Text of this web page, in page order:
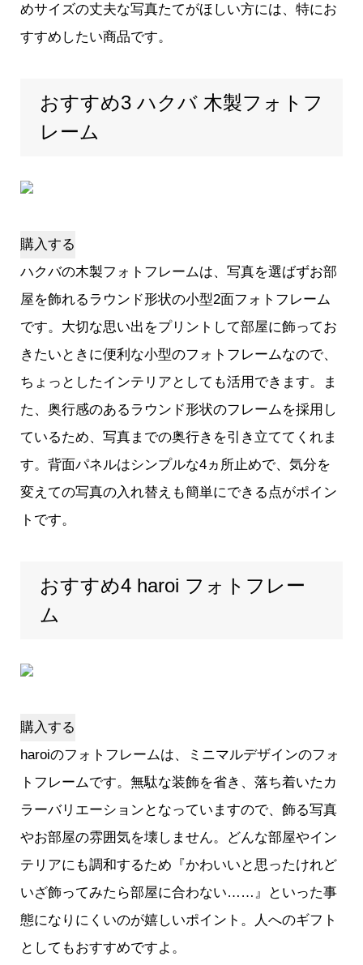
めサイズの丈夫な写真たてがほしい方には、特にお
すすめしたい商品です。
おすすめ3 ハクバ 木製フォトフ
レーム
購入する
ハクバの木製フォトフレームは、写真を選ばずお部
屋を飾れるラウンド形状の小型2面フォトフレーム
です。大切な思い出をプリントして部屋に飾ってお
きたいときに便利な小型のフォトフレームなので、
ちょっとしたインテリアとしても活用できます。ま
た、奥行感のあるラウンド形状のフレームを採用し
ているため、写真までの奥行きを引き立ててくれま
す。背面パネルはシンプルな4ヵ所止めで、気分を
変えての写真の入れ替えも簡単にできる点がポイン
トです。
おすすめ4 haroi フォトフレー
ム
購入する
haroiのフォトフレームは、ミニマルデザインのフォ
トフレームです。無駄な装飾を省き、落ち着いたカ
ラーバリエーションとなっていますので、飾る写真
やお部屋の雰囲気を壊しません。どんな部屋やイン
テリアにも調和するため『かわいいと思ったけれど
いざ飾ってみたら部屋に合わない……』といった事
態になりにくいのが嬉しいポイント。人へのギフト
としてもおすすめですよ。